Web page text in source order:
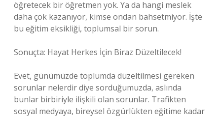
öğretecek bir öğretmen yok. Ya da hangi meslek
daha çok kazanıyor, kimse ondan bahsetmiyor. İşte
bu eğitim eksikliği, toplumsal bir sorun.
Sonuçta: Hayat Herkes İçin Biraz Düzeltilecek!
Evet, günümüzde toplumda düzeltilmesi gereken
sorunlar nelerdir diye sorduğumuzda, aslında
bunlar birbiriyle ilişkili olan sorunlar. Trafikten
sosyal medyaya, bireysel özgürlükten eğitime kadar